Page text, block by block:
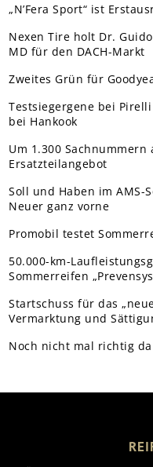
„N’Fera Sport“ ist
Nexen Tire holt Dr.
MD für den DACH-Markt
Zweites Grün für
Testsiegergene bei
bei Hankook
Um 1.300 Sachnummern
Ersatzteilangebot
Soll und Haben im AMS-
Neuer ganz vorne
Promobil testet
50.000-km-
Sommerreifen
Startschuss für das
Vermarktung und
Noch nicht mal richtig